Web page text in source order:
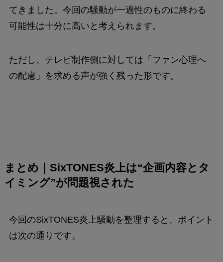
てきました。今回の騒動が一過性のものに終わる
可能性は十分に高いと考えられます。
ただし、テレビ制作側に対しては「ファン心理へ
の配慮」を求める声が強く残った形です。
まとめ｜SixTONES炎上は“企画内容とタ
イミング”が問題視された
今回のSixTONES炎上騒動を整理すると、ポイント
は次の通りです。